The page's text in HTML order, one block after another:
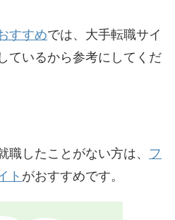
すすめでは、大手転職サイ
ているから参考にしてくだ
職したことがない方は、 フ
ト がおすすめです。